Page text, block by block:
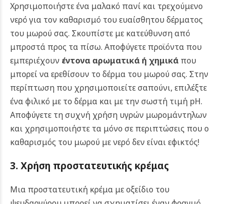
Χρησιμοποιήστε ένα μαλακό πανί και τρεχούμενο
νερό για τον καθαρισμό του ευαίσθητου δέρματος
του μωρού σας. Σκουπίστε με κατεύθυνση από
μπροστά προς τα πίσω. Αποφύγετε προϊόντα που
εμπεριέχουν έντονα αρωματικά ή χημικά που
μπορεί να ερεθίσουν το δέρμα του μωρού σας. Στην
περίπτωση που χρησιμοποιείτε σαπούνι, επιλέξτε
ένα φιλικό με το δέρμα και με την σωστή τιμή pH.
Αποφύγετε τη συχνή χρήση υγρών μωρομάντηλων
και χρησιμοποιήστε τα μόνο σε περιπτώσεις που ο
καθαρισμός του μωρού με νερό δεν είναι εφικτός!
3. Χρήση προστατευτικής κρέμας
Μια προστατευτική κρέμα με οξείδιο του